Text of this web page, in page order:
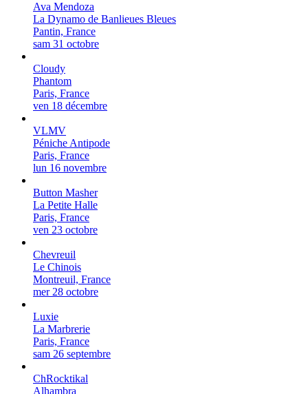
Ava Mendoza
La Dynamo de Banlieues Bleues
Pantin, France
sam 31 octobre
Cloudy
Phantom
Paris, France
ven 18 décembre
VLMV
Péniche Antipode
Paris, France
lun 16 novembre
Button Masher
La Petite Halle
Paris, France
ven 23 octobre
Chevreuil
Le Chinois
Montreuil, France
mer 28 octobre
Luxie
La Marbrerie
Paris, France
sam 26 septembre
ChRocktikal
Alhambra